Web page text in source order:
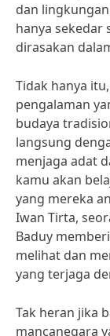
dan
hanya sekedar
dirasakan
Tidak hanya
pengalaman
budaya
langsung
menjaga adat
kamu akan
yang mereka
Iwan Tirta,
Baduy
melihat dan
yang terjaga
Tak heran jika
mancanegara